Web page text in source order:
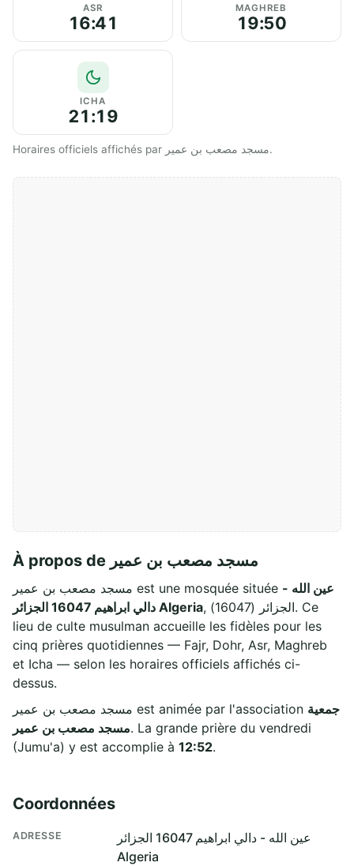
ASR
16:41
MAGHREB
19:50
ICHA
21:19
Horaires officiels affichés par مسجد مصعب بن عمير.
À propos de مسجد مصعب بن عمير
مسجد مصعب بن عمير est une mosquée située عين الله -
دالي ابراهيم 16047 الجزائر Algeria, الجزائر (16047). Ce
lieu de culte musulman accueille les fidèles pour les
cinq prières quotidiennes — Fajr, Dohr, Asr, Maghreb
et Icha — selon les horaires officiels affichés ci-
dessus.
مسجد مصعب بن عمير est animée par l'association جمعية
مسجد مصعب بن عمير. La grande prière du vendredi
(Jumu'a) y est accomplie à 12:52.
Coordonnées
ADRESSE
عين الله - دالي ابراهيم 16047 الجزائر
Algeria